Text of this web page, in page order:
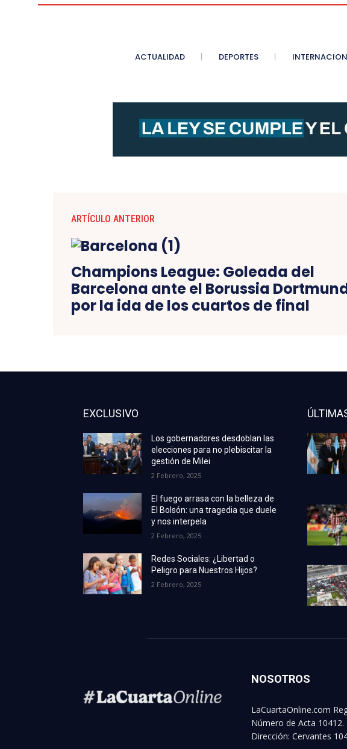
ACTUALIDAD DEPORTES
ARTÍCULO ANTERIOR
Champions League: Goleada del
Barcelona ante el Borussia
por la ida de los cuartos de final
EXCLUSIVO
Los gobernadores desdoblan las
elecciones para no plebiscitar la
gestión de Milei
2 Febrero, 2025
El fuego arrasa con la belleza de
El Bolsón: una tragedia que duele
y nos interpela
2 Febrero, 2025
Redes Sociales: ¿Libertad o
Peligro para Nuestros Hijos?
2 Febrero, 2025
NOSOTROS
LaCuartaOnline.com
Número de Acta
Dirección: Cervantes